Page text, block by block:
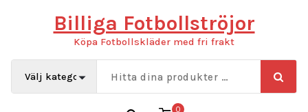
Billiga Fotbollströjor
Köpa Fotbollskläder med fri frakt
0